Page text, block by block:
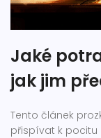
Jaké
jak jim
Tento článek
přispívat k pocitu